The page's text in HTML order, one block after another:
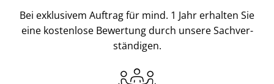
Bei exklusivem Auftrag für mind. 1 Jahr erhalten Sie
eine kostenlose Bewertung durch unsere Sach­ver­
stän­di­gen.